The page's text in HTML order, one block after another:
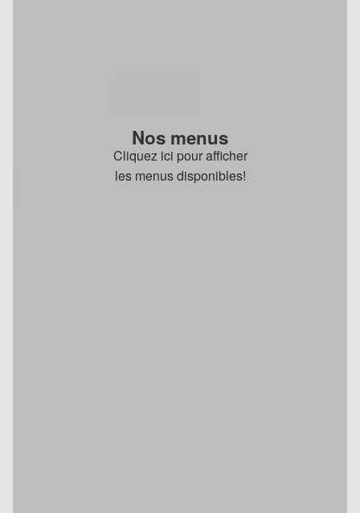
Nos menus
Cliquez ici pour afficher
les menus disponibles!